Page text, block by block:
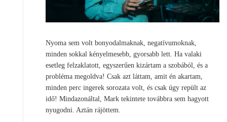
Nyoma sem volt bonyodalmaknak, negatívumoknak,
minden sokkal kényelmesebb, gyorsabb lett. Ha valaki
esetleg felzaklatott, egyszerűen kizártam a szobából, és a
probléma megoldva! Csak azt láttam, amit én akartam,
minden perc ingerek sorozata volt, és csak úgy repült az
idő! Mindazonáltal, Mark tekintete továbbra sem hagyott
nyugodni. Aztán rájöttem.